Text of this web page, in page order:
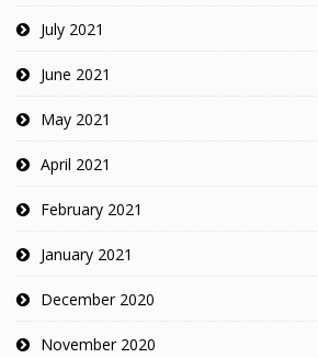
July 2021
June 2021
May 2021
April 2021
February 2021
January 2021
December 2020
November 2020